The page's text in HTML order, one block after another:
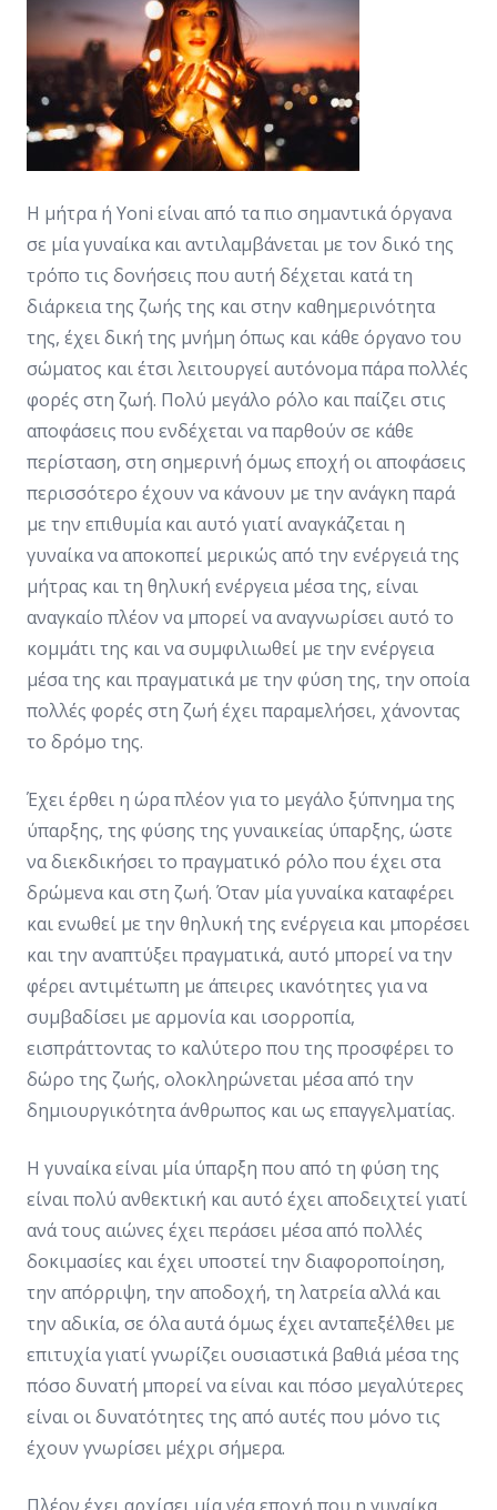
Η μήτρα ή Yoni είναι από τα πιο σημαντικά όργανα
σε μία γυναίκα και αντιλαμβάνεται με τον δικό της
τρόπο τις δονήσεις που αυτή δέχεται κατά τη
διάρκεια της ζωής της και στην καθημερινότητα
της, έχει δική της μνήμη όπως και κάθε όργανο του
σώματος και έτσι λειτουργεί αυτόνομα πάρα πολλές
φορές στη ζωή. Πολύ μεγάλο ρόλο και παίζει στις
αποφάσεις που ενδέχεται να παρθούν σε κάθε
περίσταση, στη σημερινή όμως εποχή οι αποφάσεις
περισσότερο έχουν να κάνουν με την ανάγκη παρά
με την επιθυμία και αυτό γιατί αναγκάζεται η
γυναίκα να αποκοπεί μερικώς από την ενέργειά της
μήτρας και τη θηλυκή ενέργεια μέσα της, είναι
αναγκαίο πλέον να μπορεί να αναγνωρίσει αυτό το
κομμάτι της και να συμφιλιωθεί με την ενέργεια
μέσα της και πραγματικά με την φύση της, την οποία
πολλές φορές στη ζωή έχει παραμελήσει, χάνοντας
το δρόμο της.
Έχει έρθει η ώρα πλέον για το μεγάλο ξύπνημα της
ύπαρξης, της φύσης της γυναικείας ύπαρξης, ώστε
να διεκδικήσει το πραγματικό ρόλο που έχει στα
δρώμενα και στη ζωή. Όταν μία γυναίκα καταφέρει
και ενωθεί με την θηλυκή της ενέργεια και μπορέσει
και την αναπτύξει πραγματικά, αυτό μπορεί να την
φέρει αντιμέτωπη με άπειρες ικανότητες για να
συμβαδίσει με αρμονία και ισορροπία,
εισπράττοντας το καλύτερο που της προσφέρει το
δώρο της ζωής, ολοκληρώνεται μέσα από την
δημιουργικότητα άνθρωπος και ως επαγγελματίας.
Η γυναίκα είναι μία ύπαρξη που από τη φύση της
είναι πολύ ανθεκτική και αυτό έχει αποδειχτεί γιατί
ανά τους αιώνες έχει περάσει μέσα από πολλές
δοκιμασίες και έχει υποστεί την διαφοροποίηση,
την απόρριψη, την αποδοχή, τη λατρεία αλλά και
την αδικία, σε όλα αυτά όμως έχει ανταπεξέλθει με
επιτυχία γιατί γνωρίζει ουσιαστικά βαθιά μέσα της
πόσο δυνατή μπορεί να είναι και πόσο μεγαλύτερες
είναι οι δυνατότητες της από αυτές που μόνο τις
έχουν γνωρίσει μέχρι σήμερα.